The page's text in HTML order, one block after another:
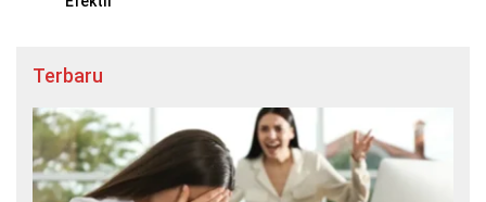
Terbaru